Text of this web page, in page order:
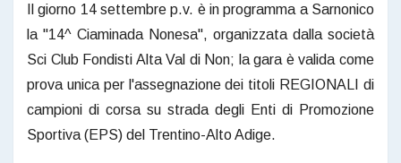
Il giorno 14 settembre p.v. è in programma a Sarnonico
la "14^ Ciaminada Nonesa", organizzata dalla società
Sci Club Fondisti Alta Val di Non; la gara è valida come
prova unica per l'assegnazione dei titoli REGIONALI di
campioni di corsa su strada degli Enti di Promozione
Sportiva (EPS) del Trentino-Alto Adige.